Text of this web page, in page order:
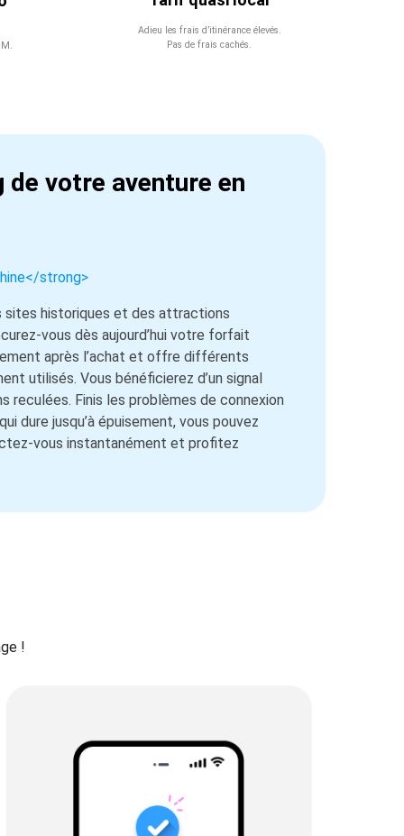
Adieu les frais d’itinérance élevés.
Pas de frais cachés.
votre aventure en
strong>
sites historiques et des attractions
vous dès aujourd’hui votre forfait
après l’achat et offre différents
utilisés. Vous bénéficierez d’un signal
reculées. Finis les problèmes de connexion
dure jusqu’à épuisement, vous pouvez
vous instantanément et profitez
!